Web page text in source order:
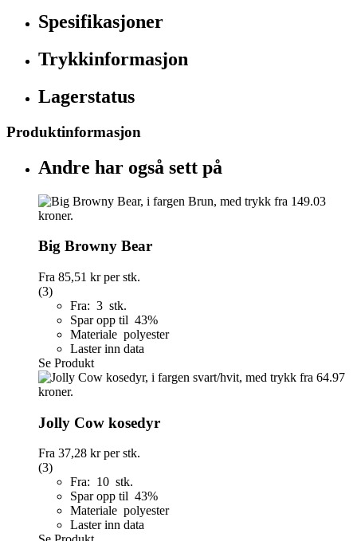
Spesifikasjoner
Trykkinformasjon
Lagerstatus
Produktinformasjon
Andre har også sett på
Big Browny Bear
Fra 85,51 krper stk.
(3)
Fra: 3 stk.
Spar opp til 43%
Materiale polyester
Laster inn data
Se Produkt
Jolly Cow kosedyr
Fra 37,28 krper stk.
(3)
Fra: 10 stk.
Spar opp til 43%
Materiale polyester
Laster inn data